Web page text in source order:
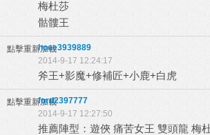
梅杜莎
骷髏王
點擊重新加載hoee3939889
2014-9-17 12:24:17
斧王+影魔+修補匠+小鹿+白虎
點擊重新加載ford2397777
2014-9-17 12:27:50
推薦陣型：遊俠 痛苦女王 雙頭龍 梅